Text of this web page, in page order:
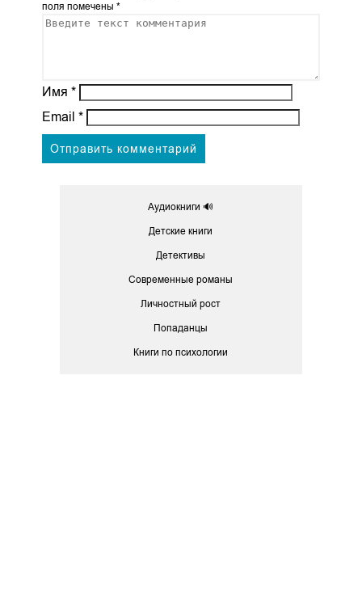
поля помечены *
Имя *
Email *
Аудиокниги 🔊
Детские книги
Детективы
Современные романы
Личностный рост
Попаданцы
Книги по психологии